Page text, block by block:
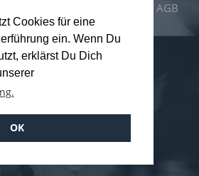
Cookies für eine
ein. Wenn Du
erklärst Du Dich
OK
AGB